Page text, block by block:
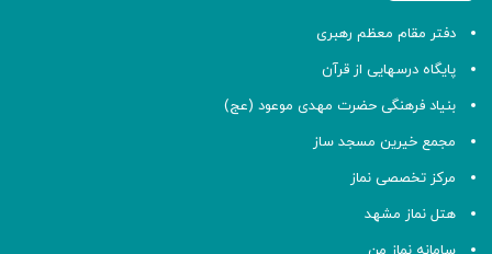
دفتر مقام معظم رهبری
پایگاه درسهایی از قرآن
بنیاد فرهنگی حضرت مهدی موعود (عج)
مجمع خیرین مسجد ساز
مرکز تخصصی نماز
هتل نماز مشهد